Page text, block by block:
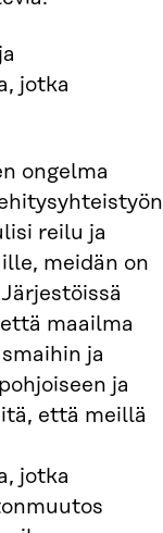
jotka
ongelma
reilu ja
meidän on
maailma
ja
ja
että meillä
jotka